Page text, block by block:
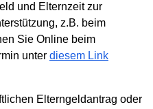
und Elternzeit zur
z.B. beim
Sie Online beim
unter diesem Link
Elterngeldantrag oder